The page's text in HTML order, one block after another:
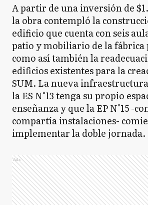
A partir de una inversión de
la obra contempló la
edificio que cuenta con seis
patio y mobiliario de la
como así también la
edificios existentes para la
SUM. La nueva
la ES N°13 tenga su propio
enseñanza y que la EP N°15 -
compartía instalaciones-
implementar la doble jornada.
Ads